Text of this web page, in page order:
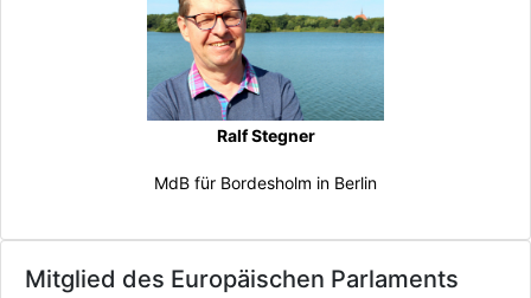
Ralf Stegner
MdB für Bordesholm in Berlin
Mitglied des Europäischen Parlaments